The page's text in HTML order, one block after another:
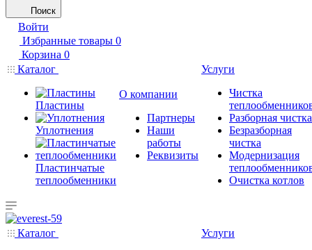
Поиск
Войти
Избранные товары 0
Корзина 0
Каталог
Пластины
Уплотнения
Пластинчатые
теплообменники
О компании
Партнеры
Наши
работы
Реквизиты
Услуги
Чистка
Разборная чистка
Безразборная
чистка
Модернизация
Очистка котлов
Каталог
Услуги